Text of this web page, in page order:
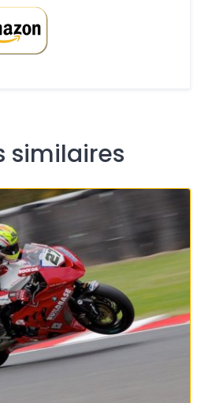
similaires